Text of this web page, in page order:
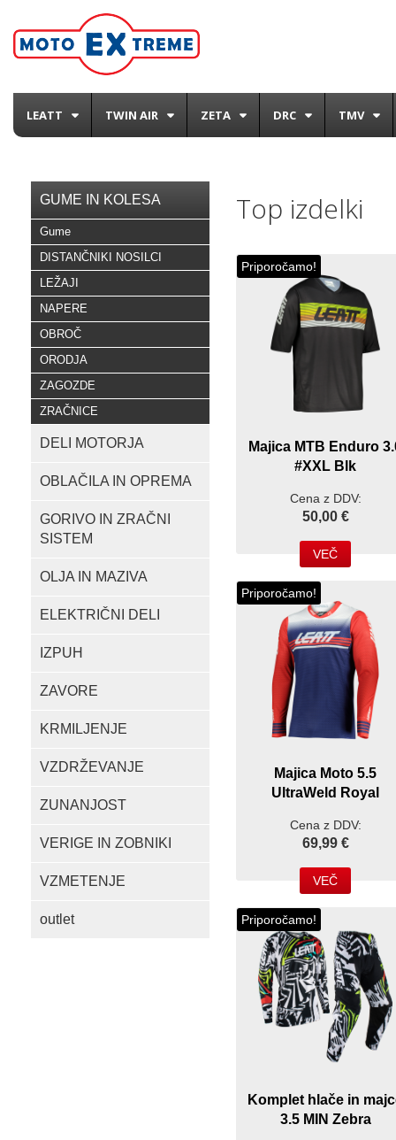
LEATT TWIN AIR ZETA DRC TMV
GUME IN KOLESA
Gume
DISTANČNIKI NOSILCI
LEŽAJI
NAPERE
OBROČ
ORODJA
ZAGOZDE
ZRAČNICE
DELI MOTORJA
OBLAČILA IN OPREMA
GORIVO IN ZRAČNI
SISTEM
OLJA IN MAZIVA
ELEKTRIČNI DELI
IZPUH
ZAVORE
KRMILJENJE
VZDRŽEVANJE
ZUNANJOST
VERIGE IN ZOBNIKI
VZMETENJE
outlet
Top izdelki
Priporočamo!
Majica MTB Enduro
#XXL Blk
Cena z DDV:
50,00 €
VEČ
Priporočamo!
Majica Moto 5.5
UltraWeld Royal
Cena z DDV:
69,99 €
VEČ
Priporočamo!
Komplet hlače in
3.5 MIN Zebra